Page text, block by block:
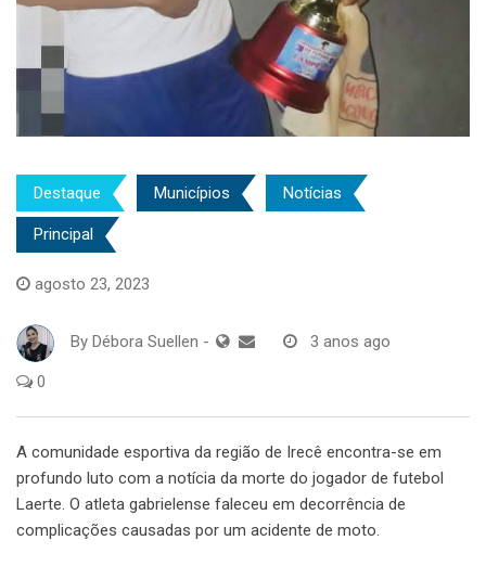
Destaque Municípios Notícias
Principal
agosto 23, 2023
By Débora Suellen - 3 anos ago
0
A comunidade esportiva da região de Irecê encontra-se em
profundo luto com a notícia da morte do jogador de futebol
Laerte. O atleta gabrielense faleceu em decorrência de
complicações causadas por um acidente de moto.